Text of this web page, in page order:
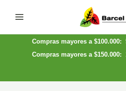
MenuCompras mayores a $100.000:
Compras mayores a $150.000: